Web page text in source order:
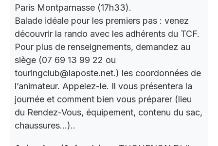
Paris Montparnasse (17h33).
Balade idéale pour les premiers pas : venez
découvrir la rando avec les adhérents du TCF.
Pour plus de renseignements, demandez au
siège (07 69 13 99 22 ou
touringclub@laposte.net.) les coordonnées de
l’animateur. Appelez-le. Il vous présentera la
journée et comment bien vous préparer (lieu
du Rendez-Vous, équipement, contenu du sac,
chaussures…)..